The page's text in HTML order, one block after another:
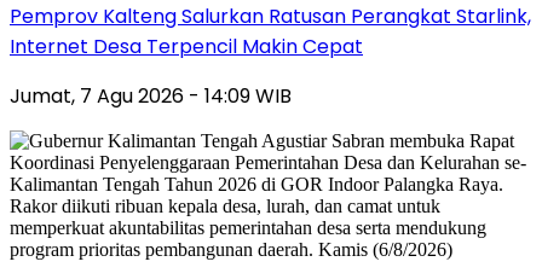
Pemprov Kalteng Salurkan Ratusan Perangkat Starlink,
Internet Desa Terpencil Makin Cepat
Jumat, 7 Agu 2026 - 14:09 WIB